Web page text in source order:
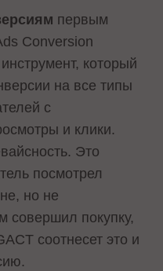
первым
Conversion
который
на все типы
с
и клики.
Это
посмотрел
но не
совершил покупку,
соотнесет это и